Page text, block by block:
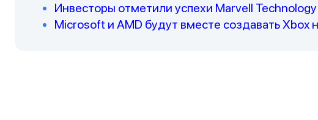
Инвесторы отметили успехи Marvell
Microsoft и AMD будут вместе создавать Xbox